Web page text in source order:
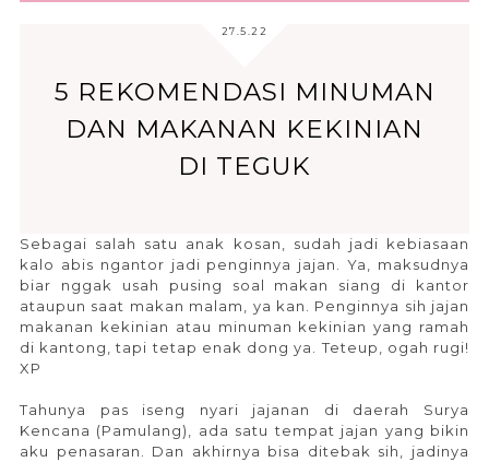
27.5.22
5 REKOMENDASI MINUMAN
DAN MAKANAN KEKINIAN
DI TEGUK
Sebagai salah satu anak kosan, sudah jadi kebiasaan
kalo abis ngantor jadi penginnya jajan. Ya, maksudnya
biar nggak usah pusing soal makan siang di kantor
ataupun saat makan malam, ya kan. Penginnya sih jajan
makanan kekinian atau minuman kekinian yang ramah
di kantong, tapi tetap enak dong ya. Teteup, ogah rugi!
XP
Tahunya pas iseng nyari jajanan di daerah Surya
Kencana (Pamulang), ada satu tempat jajan yang bikin
aku penasaran. Dan akhirnya bisa ditebak sih, jadinya